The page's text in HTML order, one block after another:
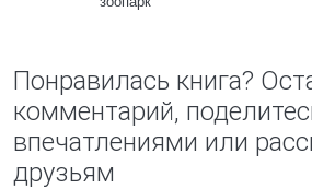
Понравилась книга?
комментарий,
впечатлениями или
друзьям